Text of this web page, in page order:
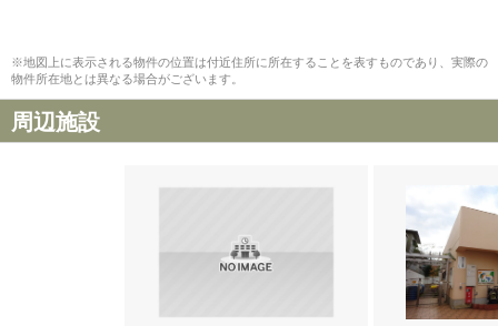
※地図上に表示される物件の位置は付近住所に所在することを表すものであり、実際の
物件所在地とは異なる場合がございます。
周辺施設